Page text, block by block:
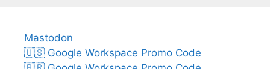
Mastodon
🇺🇸 Google Workspace Promo Code